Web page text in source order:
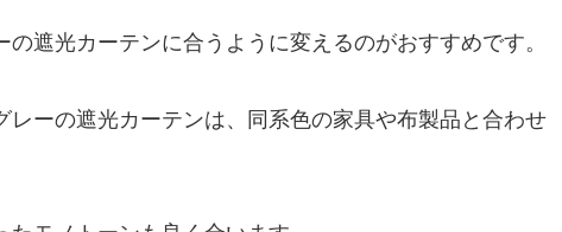
遮光カーテンに合うように変えるのがおすすめです。
ーの遮光カーテンは、同系色の家具や布製品と合わせ